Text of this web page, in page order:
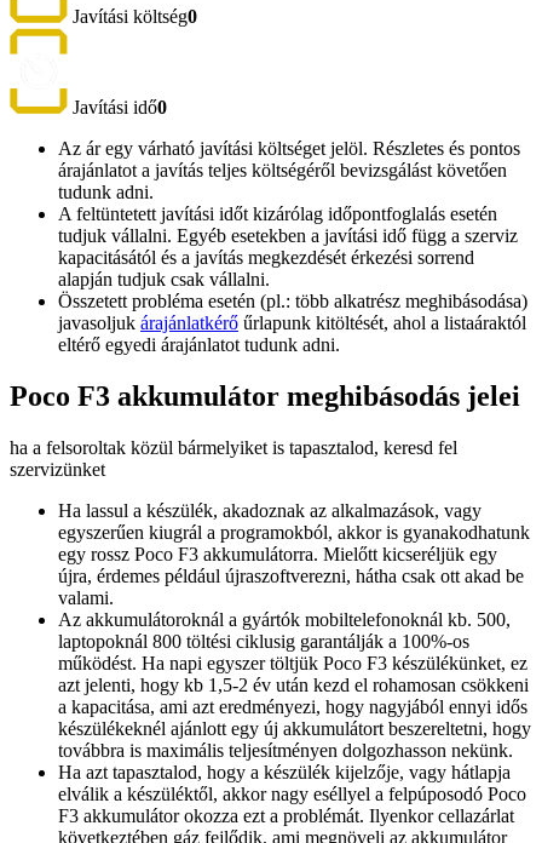
Javítási költség0
Javítási idő0
Az ár egy várható javítási költséget jelöl. Részletes és pontos
árajánlatot a javítás teljes költségéről bevizsgálást követően
tudunk adni.
A feltüntetett javítási időt kizárólag időpontfoglalás esetén
tudjuk vállalni. Egyéb esetekben a javítási idő függ a szerviz
kapacitásától és a javítás megkezdését érkezési sorrend
alapján tudjuk csak vállalni.
Összetett probléma esetén (pl.: több alkatrész meghibásodása)
javasoljuk árajánlatkérő űrlapunk kitöltését, ahol a listaáraktól
eltérő egyedi árajánlatot tudunk adni.
Poco F3 akkumulátor meghibásodás jelei
ha a felsoroltak közül bármelyiket is tapasztalod, keresd fel
szervizünket
Ha lassul a készülék, akadoznak az alkalmazások, vagy
egyszerűen kiugrál a programokból, akkor is gyanakodhatunk
egy rossz Poco F3 akkumulátorra. Mielőtt kicseréljük egy
újra, érdemes például újraszoftverezni, hátha csak ott akad be
valami.
Az akkumulátoroknál a gyártók mobiltelefonoknál kb. 500,
laptopoknál 800 töltési ciklusig garantálják a 100%-os
működést. Ha napi egyszer töltjük Poco F3 készülékünket, ez
azt jelenti, hogy kb 1,5-2 év után kezd el rohamosan csökkeni
a kapacitása, ami azt eredményezi, hogy nagyjából ennyi idős
készülékeknél ajánlott egy új akkumulátort beszereltetni, hogy
továbbra is maximális teljesítményen dolgozhasson nekünk.
Ha azt tapasztalod, hogy a készülék kijelzője, vagy hátlapja
elválik a készüléktől, akkor nagy eséllyel a felpúposodó Poco
F3 akkumulátor okozza ezt a problémát. Ilyenkor cellazárlat
következtében gáz fejlődik, ami megnöveli az akkumulátor